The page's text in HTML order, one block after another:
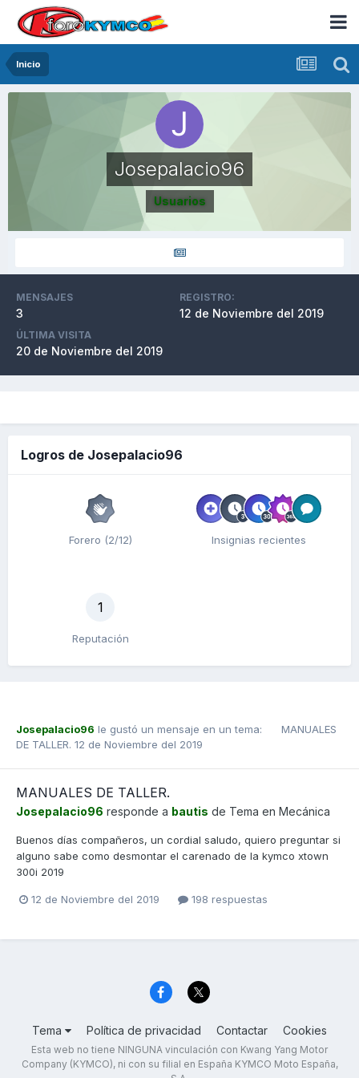
Inicio
Josepalacio96
Usuarios
MENSAJES
3
REGISTRO:
12 de Noviembre del 2019
ÚLTIMA VISITA
20 de Noviembre del 2019
Logros de Josepalacio96
Forero (2/12) Insignias recientes
1
Reputación
Josepalacio96 le gustó un mensaje en un tema:
MANUALES
DE TALLER. 12 de Noviembre del 2019
MANUALES DE TALLER.
Josepalacio96 responde a bautis de Tema en Mecánica
Buenos días compañeros, un cordial saludo, quiero preguntar si
alguno sabe como desmontar el carenado de la kymco xtown
300i 2019
12 de Noviembre del 2019 198 respuestas
Tema Política de privacidad Contactar Cookies
Esta web no tiene NINGUNA vinculación con Kwang Yang Motor
Company (KYMCO), ni con su filial en España KYMCO Moto España,